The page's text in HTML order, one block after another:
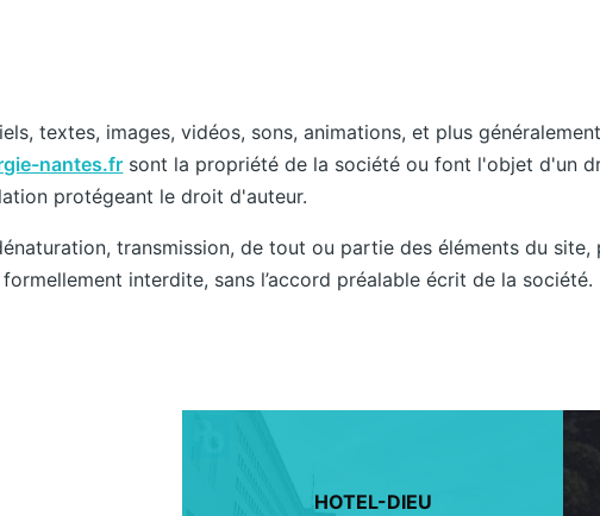
textes, images, vidéos, sons, animations, et plus
nantes.fr sont la propriété de la société ou font l'objet d'un
protégeant le droit d'auteur.
transmission, de tout ou partie des éléments du site,
interdite, sans l’accord préalable écrit de la société.
HOTEL-DIEU